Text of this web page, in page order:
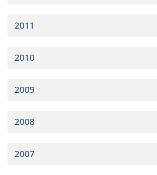
2011
2010
2009
2008
2007